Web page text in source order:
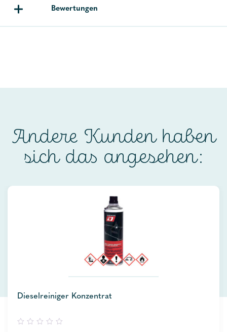
Bewertungen
Andere Kunden haben
sich das angesehen:
Dieselreiniger Konzentrat